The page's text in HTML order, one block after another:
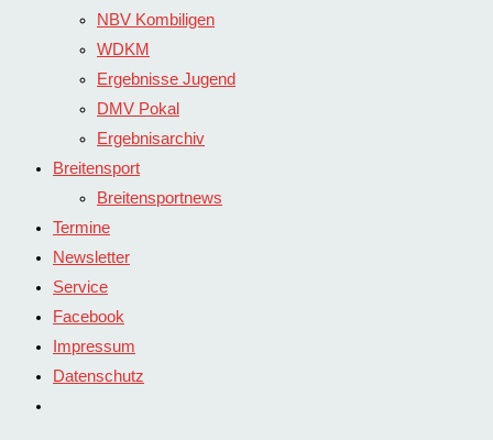
NBV Kombiligen
WDKM
Ergebnisse Jugend
DMV Pokal
Ergebnisarchiv
Breitensport
Breitensportnews
Termine
Newsletter
Service
Facebook
Impressum
Datenschutz